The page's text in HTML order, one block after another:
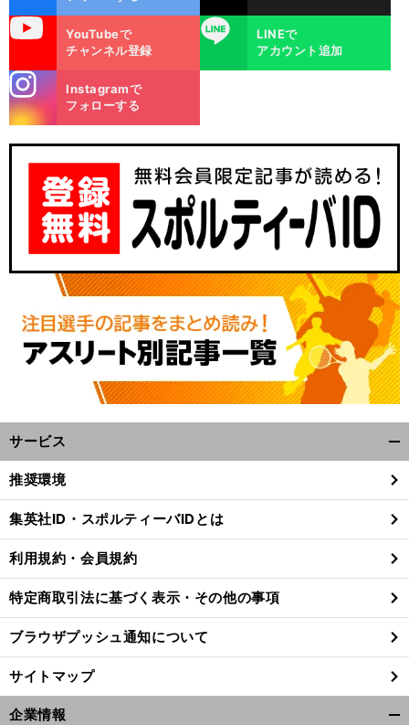
YouTubeで
チャンネル登録
LINE
LINEで
アカウント追加
m
Instagramで
フォローする
サービス
閉
る
推奨環境
集英社ID・スポルティーバIDとは
利用規約・会員規約
特定商取引法に基づく表示・その他の事項
ブラウザプッシュ通知について
サイトマップ
企業情報